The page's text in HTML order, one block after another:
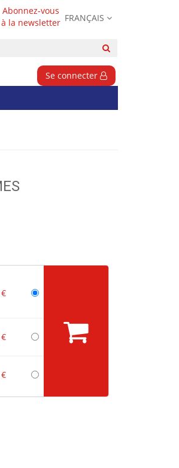
Abonnez-vous
à la newsletter FRANÇAIS
Se connecter